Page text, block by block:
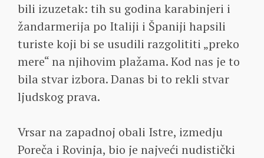
bili izuzetak: tih su godina karabinjeri i
žandarmerija po Italiji i Španiji hapsili
turiste koji bi se usudili razgolititi „preko
mere“ na njihovim plažama. Kod nas je to
bila stvar izbora. Danas bi to rekli stvar
ljudskog prava.
Vrsar na zapadnoj obali Istre, izmedju
Poreča i Rovinja, bio je najveći nudistički